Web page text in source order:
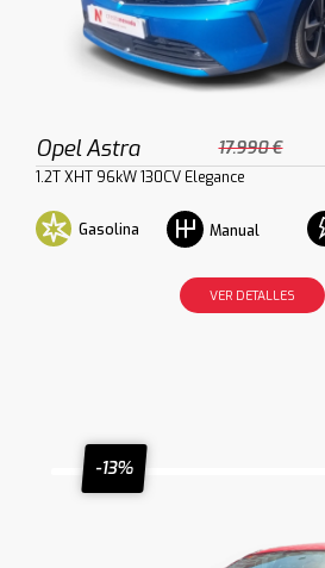
Opel Astra 17.990 €
1.2T XHT 96kW 130CV Elegance
Gasolina Manual
VER DETALLES
-13%